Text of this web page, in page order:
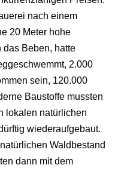
nach einem
20 Meter hohe
das Beben, hatte
2.000
sein, 120.000
Baustoffe mussten
lokalen natürlichen
wiederaufgebaut.
Waldbestand
dann mit dem